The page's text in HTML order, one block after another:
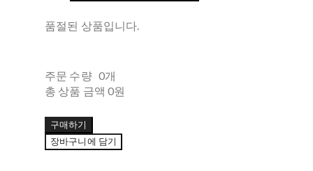
품절된 상품입니다.
주문 수량 0개
총 상품 금액 0원
구매하기
장바구니에 담기